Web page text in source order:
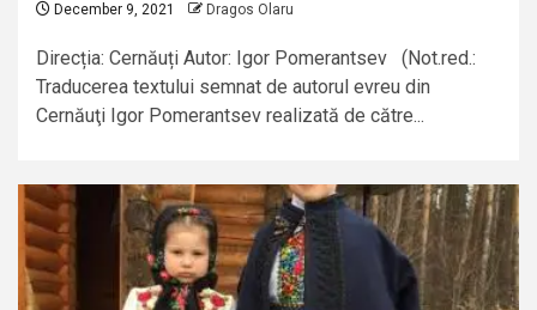
December 9, 2021 Dragos Olaru
Direcția: Cernăuți Autor: Igor Pomerantsev (Not.red.:
Traducerea textului semnat de autorul evreu din
Cernăuţi Igor Pomerantsev realizată de către...